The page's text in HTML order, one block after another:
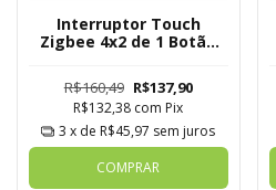
Interruptor Touch
Zigbee 4x2 de 1 Botão
R$160,49 R$137,90
R$132,38 com Pix
3 x de R$45,97 sem juros
COMPRAR